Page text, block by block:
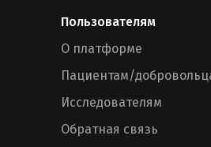
Пользователям
О платформе
Пациентам/
Исследователям
Обратная связь